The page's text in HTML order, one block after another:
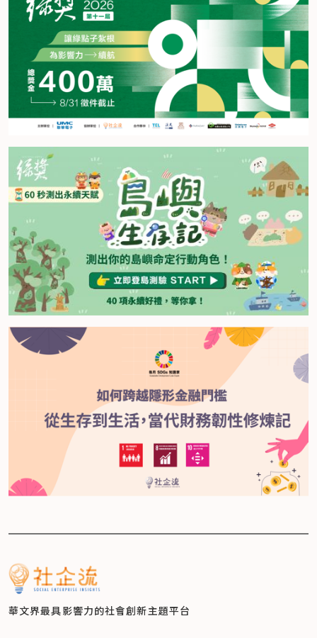
華文界最具影響力的社會創新主題平台